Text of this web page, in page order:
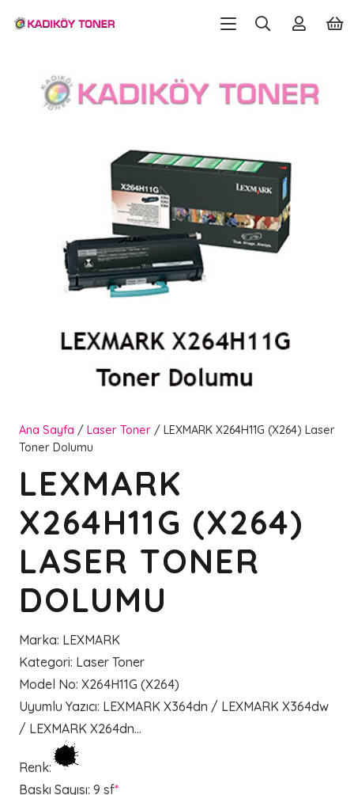
Ana Sayfa / Laser Toner / LEXMARK X264H11G (X264) Laser
Toner Dolumu
LEXMARK
X264H11G (X264)
LASER TONER
DOLUMU
Marka: LEXMARK
Kategori: Laser Toner
Model No: X264H11G (X264)
Uyumlu Yazıcı: LEXMARK X364dn / LEXMARK X364dw
/ LEXMARK X264dn…
Renk:
Baskı Sayısı: 9 sf*